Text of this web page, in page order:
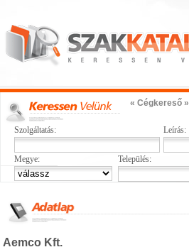
« Cégkereső »
Szolgáltatás: Leírás:
Megye: Település:
Aemco Kft.